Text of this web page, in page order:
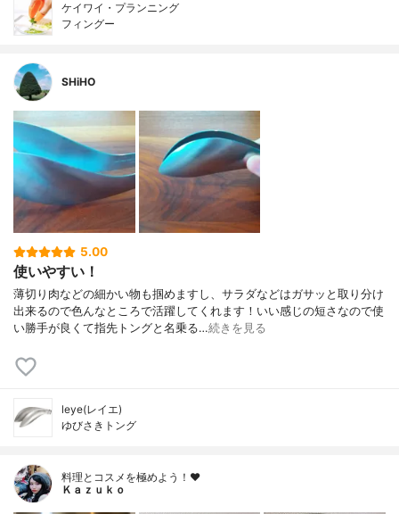
ケイワイ・プランニング
フィングー
SHiHO
5.00
使いやすい！
薄切り肉などの細かい物も掴めますし、サラダなどはガサッと取り分け
出来るので色んなところで活躍してくれます！いい感じの短さなので使
い勝手が良くて指先トングと名乗る…続きを見る
leye(レイエ)
ゆびさきトング
料理とコスメを極めよう！♥
Ｋａｚｕｋｏ